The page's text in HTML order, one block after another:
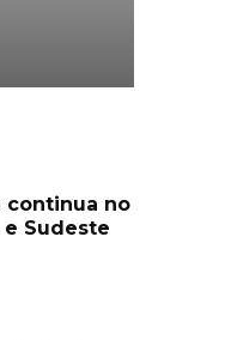
continua no
e Sudeste